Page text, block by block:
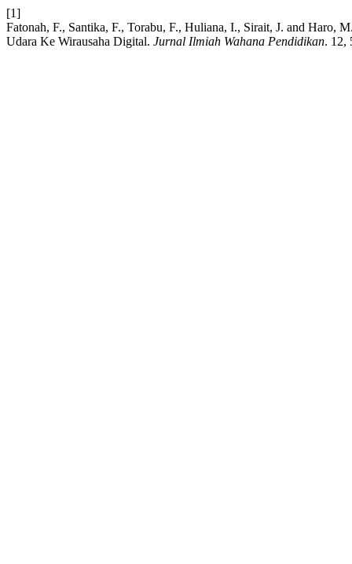
[1]
Fatonah, F., Santika, F., Torabu, F., Huliana, I., Sirait, J. and Haro,
Udara Ke Wirausaha Digital. Jurnal Ilmiah Wahana Pendidikan. 12,